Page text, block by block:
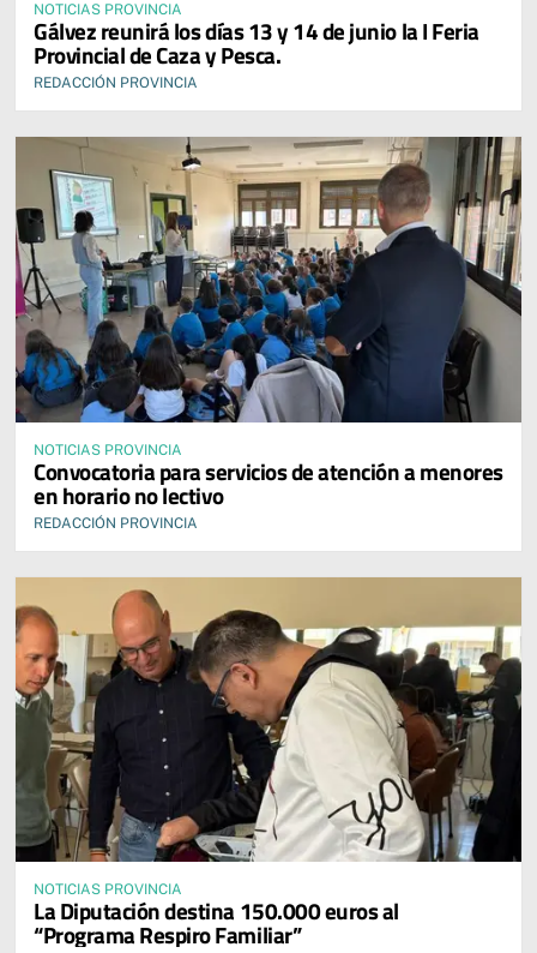
NOTICIAS PROVINCIA
Gálvez reunirá los días 13 y 14 de junio la I Feria
Provincial de Caza y Pesca.
REDACCIÓN PROVINCIA
NOTICIAS PROVINCIA
Convocatoria para servicios de atención a menores
en horario no lectivo
REDACCIÓN PROVINCIA
NOTICIAS PROVINCIA
La Diputación destina 150.000 euros al
“Programa Respiro Familiar”